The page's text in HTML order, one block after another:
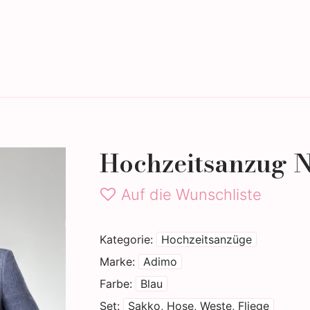
Hochzeitsanzug
Auf die Wunschliste
Kategorie
Hochzeitsanzüge
Marke
Adimo
Farbe
Blau
Set
Sakko, Hose, Weste, Fliege